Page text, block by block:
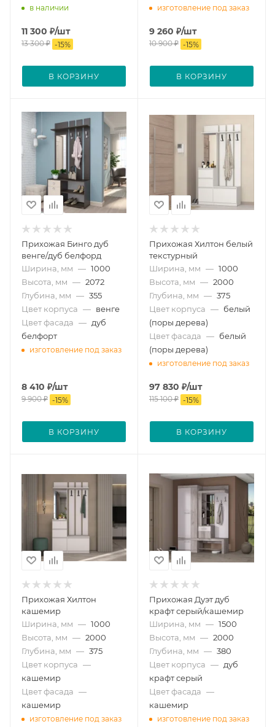
в наличии
11 300 ₽/шт
13 300₽ -15%
В КОРЗИНУ
изготовление под заказ
9 260 ₽/шт
10 900₽ -15%
В КОРЗИНУ
Прихожая Бинго дуб
венге/дуб белфорд
Ширина, мм — 1000
Высота, мм — 2072
Глубина, мм — 355
Цвет корпуса — венге
Цвет фасада — дуб
белфорт
изготовление под заказ
8 410 ₽/шт
9 900₽ -15%
В КОРЗИНУ
Прихожая Хилтон белый
текстурный
Ширина, мм — 1000
Высота, мм — 2000
Глубина, мм — 375
Цвет корпуса — белый
(поры дерева)
Цвет фасада — белый
(поры дерева)
изготовление под заказ
97 830 ₽/шт
115 100₽ -15%
В КОРЗИНУ
Прихожая Хилтон
кашемир
Ширина, мм — 1000
Высота, мм — 2000
Глубина, мм — 375
Цвет корпуса —
кашемир
Цвет фасада —
кашемир
изготовление под заказ
Прихожая Дуэт дуб
крафт серый/кашемир
Ширина, мм — 1500
Высота, мм — 2000
Глубина, мм — 380
Цвет корпуса — дуб
крафт серый
Цвет фасада —
кашемир
изготовление под заказ